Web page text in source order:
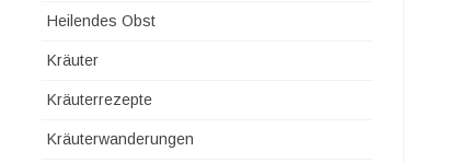
Heilendes Obst
Kräuter
Kräuterrezepte
Kräuterwanderungen